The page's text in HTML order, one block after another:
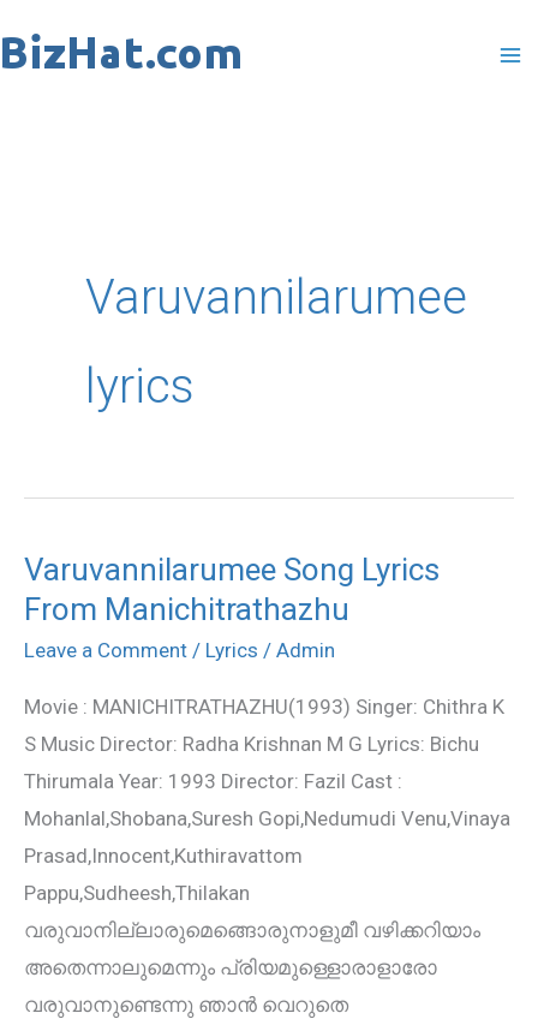
to
Varuvannilarumee
lyrics
Varuvannilarumee Song Lyrics
From Manichitrathazhu
Leave a Comment / Lyrics / Admin
Movie : MANICHITRATHAZHU(1993) Singer: Chithra K
S Music Director: Radha Krishnan M G Lyrics: Bichu
Thirumala Year: 1993 Director: Fazil Cast :
Mohanlal,Shobana,Suresh Gopi,Nedumudi Venu,Vinaya
Prasad,Innocent,Kuthiravattom
Pappu,Sudheesh,Thilakan
വരുവാനില്ലാരുമെങ്ങൊരുനാളുമീ വഴിക്കറിയാം
അതെന്നാലുമെന്നും പ്രിയമുള്ളൊരാളാരോ
വരുവാനുണ്ടെന്നു ഞാന്‍ വെറുതെ
Varuvannilarumee
Song
Lyrics
Manichitrathazhu